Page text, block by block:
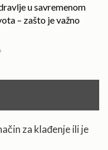
u savremenom
– zašto je važno
za klađenje ili je